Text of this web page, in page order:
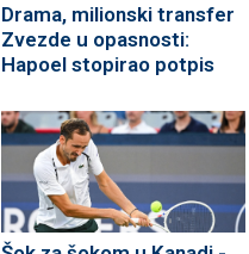
Drama, milionski transfer
Zvezde u opasnosti:
Hapoel stopirao potpis